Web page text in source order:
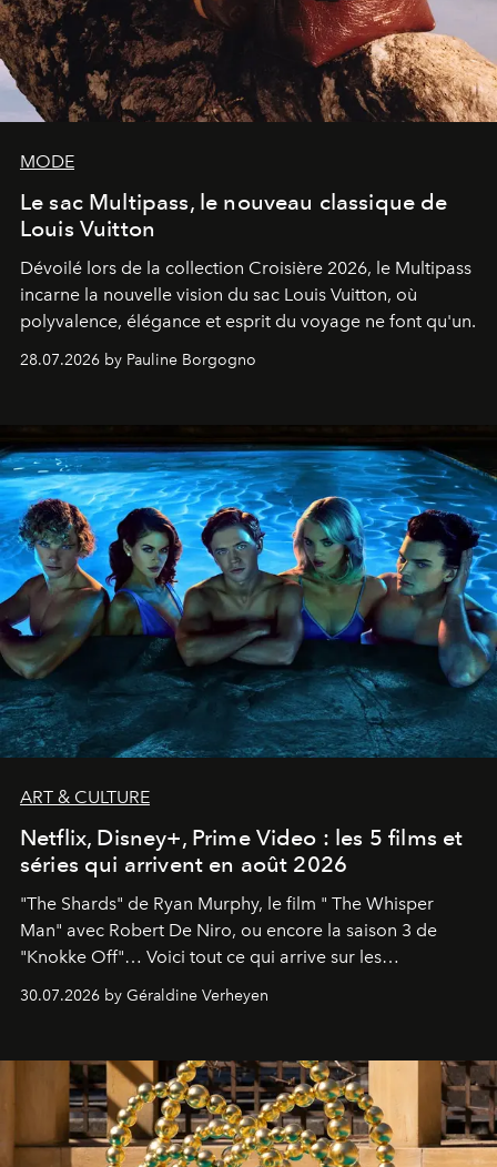
MODE
Le sac Multipass, le nouveau classique de
Louis Vuitton
Dévoilé lors de la collection Croisière 2026, le Multipass
incarne la nouvelle vision du sac Louis Vuitton, où
polyvalence, élégance et esprit du voyage ne font qu'un.
28.07.2026 by Pauline Borgogno
ART & CULTURE
Netflix, Disney+, Prime Video : les 5 films et
séries qui arrivent en août 2026
"The Shards" de Ryan Murphy, le film " The Whisper
Man" avec Robert De Niro, ou encore la saison 3 de
"Knokke Off"… Voici tout ce qui arrive sur les
30.07.2026 by Géraldine Verheyen